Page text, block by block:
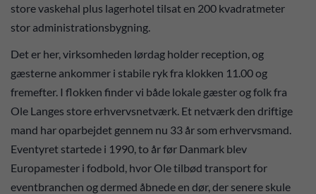
store vaskehal plus lagerhotel tilsat en 200 kvadratmeter
stor administrationsbygning.
Det er her, virksomheden lørdag holder reception, og
gæsterne ankommer i stabile ryk fra klokken 11.00 og
fremefter. I flokken finder vi både lokale gæster og folk fra
Ole Langes store erhvervsnetværk. Et netværk den driftige
mand har oparbejdet gennem nu 33 år som erhvervsmand.
Eventyret startede i 1990, to år før Danmark blev
Europamester i fodbold, hvor Ole tilbød transport for
eventbranchen og dermed åbnede en dør, der senere skule